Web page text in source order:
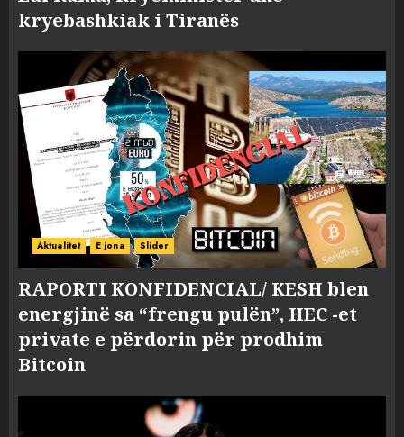
kryebashkiak i Tiranës
Aktualitet E jona Slider
RAPORTI KONFIDENCIAL/ KESH blen
energjinë sa “frengu pulën”, HEC -et
private e përdorin për prodhim
Bitcoin